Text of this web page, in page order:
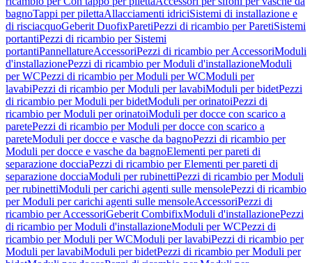
bagnoTappi per pilettaAllacciamenti idriciSistemi di installazione e
di risciacquoGeberit DuofixParetiPezzi di ricambio per ParetiSistemi
portantiPezzi di ricambio per Sistemi
portantiPannellatureAccessoriPezzi di ricambio per AccessoriModuli
d'installazionePezzi di ricambio per Moduli d'installazioneModuli
per WCPezzi di ricambio per Moduli per WCModuli per
lavabiPezzi di ricambio per Moduli per lavabiModuli per bidetPezzi
di ricambio per Moduli per bidetModuli per orinatoiPezzi di
ricambio per Moduli per orinatoiModuli per docce con scarico a
paretePezzi di ricambio per Moduli per docce con scarico a
pareteModuli per docce e vasche da bagnoPezzi di ricambio per
Moduli per docce e vasche da bagnoElementi per pareti di
separazione docciaPezzi di ricambio per Elementi per pareti di
separazione docciaModuli per rubinettiPezzi di ricambio per Moduli
per rubinettiModuli per carichi agenti sulle mensolePezzi di ricambio
per Moduli per carichi agenti sulle mensoleAccessoriPezzi di
ricambio per AccessoriGeberit CombifixModuli d'installazionePezzi
di ricambio per Moduli d'installazioneModuli per WCPezzi di
ricambio per Moduli per WCModuli per lavabiPezzi di ricambio per
Moduli per lavabiModuli per bidetPezzi di ricambio per Moduli per